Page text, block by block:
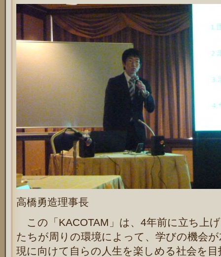
高橋勇造理事長
この「 KACOTAM 」は、4年前に立ち上
たちが周りの環境によって、学びの機会
現に向けて自らの人生を楽しめる社会を